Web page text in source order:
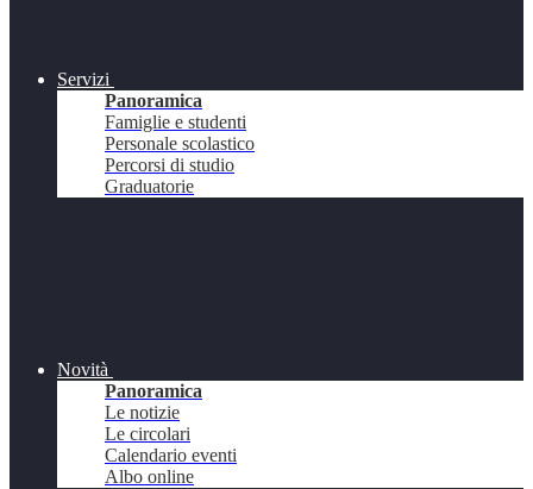
Servizi
Panoramica
Famiglie e studenti
Personale scolastico
Percorsi di studio
Graduatorie
Novità
Panoramica
Le notizie
Le circolari
Calendario eventi
Albo online